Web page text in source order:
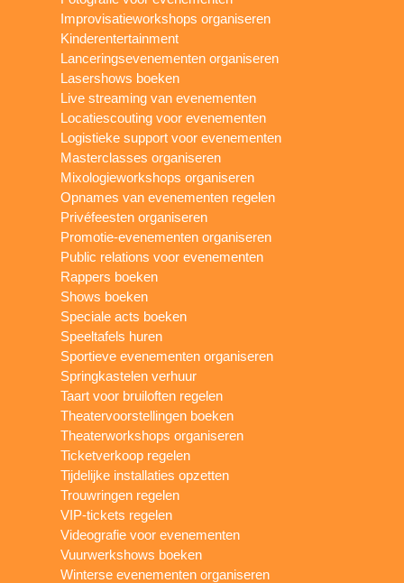
Improvisatieworkshops organiseren
Kinderentertainment
Lanceringsevenementen organiseren
Lasershows boeken
Live streaming van evenementen
Locatiescouting voor evenementen
Logistieke support voor evenementen
Masterclasses organiseren
Mixologieworkshops organiseren
Opnames van evenementen regelen
Privéfeesten organiseren
Promotie-evenementen organiseren
Public relations voor evenementen
Rappers boeken
Shows boeken
Speciale acts boeken
Speeltafels huren
Sportieve evenementen organiseren
Springkastelen verhuur
Taart voor bruiloften regelen
Theatervoorstellingen boeken
Theaterworkshops organiseren
Ticketverkoop regelen
Tijdelijke installaties opzetten
Trouwringen regelen
VIP-tickets regelen
Videografie voor evenementen
Vuurwerkshows boeken
Winterse evenementen organiseren